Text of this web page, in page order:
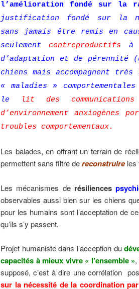
l’amélioration fondé sur la
justification fondé sur la
sans jamais être remis en
seulementcontreproductifs à
d’adaptation et de pérennité
chiens mais accompagnent
« maladies »
le
lit des
d’environnement anxiogènes
troubles comportementaux.
Les balades, en offrant un terrain de
permettent sans filtre dereconstruireles
Les mécanismes de résiliences
observables aussi bien sur les chiens
pour les humains sont l’acceptation de
qu’ils s’y passent.
Projet humaniste dans l’acception du
capacités à mieux vivre « l’ensemble »
supposé, c’est à dire une corrélation
sur la nécessité de la coordination